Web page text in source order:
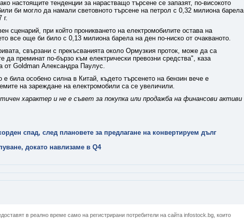
настоящите тенденции за нарастващо търсене се запазят, по-високото
би могло да намали световното търсене на петрол с 0,32 милиона барела
г.
сценарий, при който проникването на електромобилите остава на
все още би било с 0,13 милиона барела на ден по-ниско от очакваното.
свързани с прекъсванията около Ормузкия проток, може да са
да преминат по-бързо към електрически превозни средства", каза
от Goldman Александра Паулус.
е била особено силна в Китай, където търсенето на бензин вече е
на зареждане на електромобили са се увеличили.
характер и не е съвет за покупка или продажба на финансови активи
спад, след плановете за предлагане на конвертируем дълг
докато навлизаме в Q4
в реално време само на регистрирани потребители на сайта infostock.bg, които